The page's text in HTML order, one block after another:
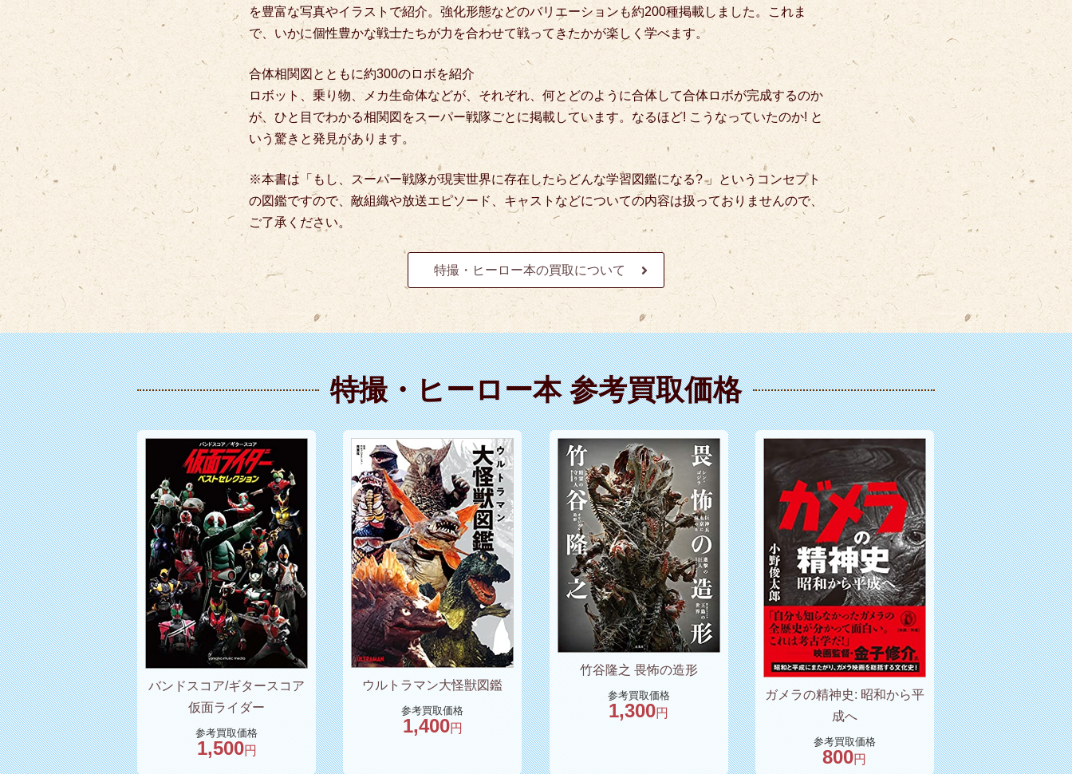
を豊富な写真やイラストで紹介。強化形態などのバリエーションも約200種掲載しました。これま
で、いかに個性豊かな戦士たちが力を合わせて戦ってきたかが楽しく学べます。
合体相関図とともに約300のロボを紹介
ロボット、乗り物、メカ生命体などが、それぞれ、何とどのように合体して合体ロボが完成するのか
が、ひと目でわかる相関図をスーパー戦隊ごとに掲載しています。なるほど! こうなっていたのか! と
いう驚きと発見があります。
※本書は「もし、スーパー戦隊が現実世界に存在したらどんな学習図鑑になる? 」というコンセプト
の図鑑ですので、敵組織や放送エピソード、キャストなどについての内容は扱っておりませんので、
ご了承ください。
特撮・ヒーロー本の買取について
特撮・ヒーロー本 参考買取価格
バンドスコア/ギタースコア
仮面ライダー
参考買取価格
1,500円
ウルトラマン大怪獣図鑑
参考買取価格
1,400円
竹谷隆之 畏怖の造形
参考買取価格
1,300円
ガメラの精神史: 昭和から平
成へ
参考買取価格
800円